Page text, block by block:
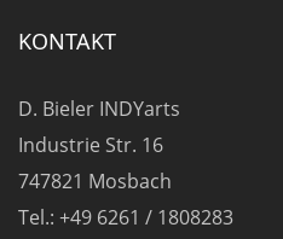
KONTAKT
D. Bieler INDYarts
Industrie Str. 16
747821 Mosbach
Tel.: +49 6261 / 1808283